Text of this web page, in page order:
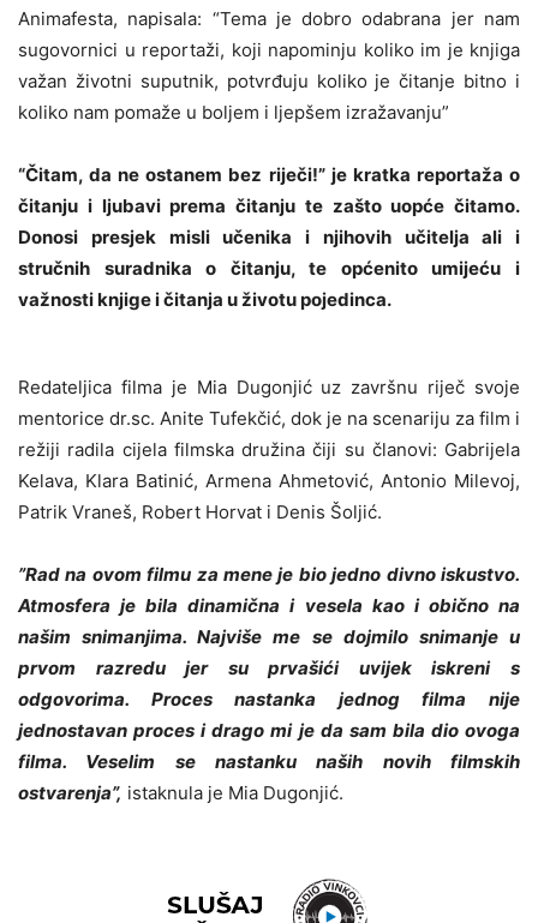
Animafesta, napisala: “Tema je dobro odabrana jer nam
sugovornici u reportaži, koji napominju koliko im je knjiga
važan životni suputnik, potvrđuju koliko je čitanje bitno i
koliko nam pomaže u boljem i ljepšem izražavanju”
“Čitam, da ne ostanem bez riječi!” je kratka reportaža o
čitanju i ljubavi prema čitanju te zašto uopće čitamo.
Donosi presjek misli učenika i njihovih učitelja ali i
stručnih suradnika o čitanju, te općenito umijeću i
važnosti knjige i čitanja u životu pojedinca.
Redateljica filma je Mia Dugonjić uz završnu riječ svoje
mentorice dr.sc. Anite Tufekčić, dok je na scenariju za film i
režiji radila cijela filmska družina čiji su članovi: Gabrijela
Kelava, Klara Batinić, Armena Ahmetović, Antonio Milevoj,
Patrik Vraneš, Robert Horvat i Denis Šoljić.
”Rad na ovom filmu za mene je bio jedno divno iskustvo.
Atmosfera je bila dinamična i vesela kao i obično na
našim snimanjima. Najviše me se dojmilo snimanje u
prvom razredu jer su prvašići uvijek iskreni s
odgovorima. Proces nastanka jednog filma nije
jednostavan proces i drago mi je da sam bila dio ovoga
filma. Veselim se nastanku naših novih filmskih
ostvarenja”, istaknula je Mia Dugonjić.